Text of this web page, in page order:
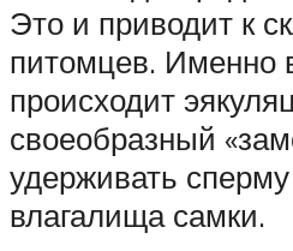
Это и приводит к
питомцев. Именно
происходит
своеобразный
удерживать
влагалища самки.